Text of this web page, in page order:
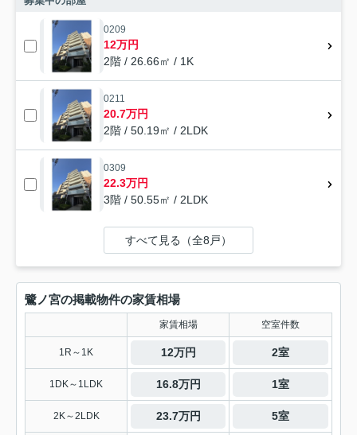
0209
12万円
2階 / 26.66㎡ / 1K
0211
20.7万円
2階 / 50.19㎡ / 2LDK
0309
22.3万円
3階 / 50.55㎡ / 2LDK
すべて見る（全8戸）
鷺ノ宮の掲載物件の家賃相場
家賃相場 空室件数
1R～1K 12万円 2室
1DK～1LDK 16.8万円 1室
2K～2LDK 23.7万円 5室